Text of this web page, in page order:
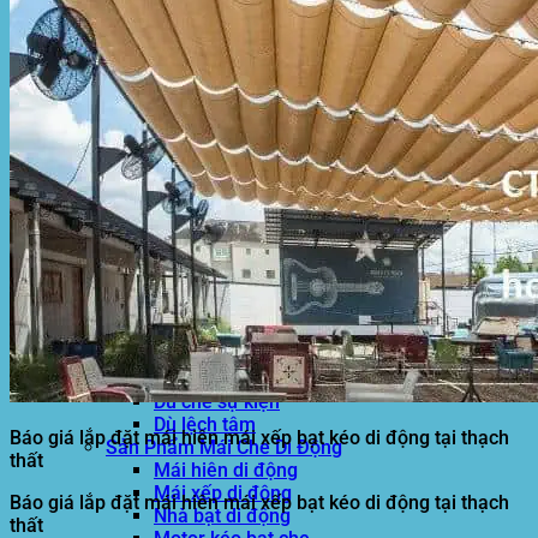
Hòa Phát Đạt
Giới thiệu Hòa Phát Đạt
Sản Phẩm
Sản Phẩm Bạt Che Ngoài Trời
Bạt che nắng mưa
Bạt kéo ngoài trời
Bạt che tự cuốn
Bạt nhựa xanh cam
Bạt sọc 3 màu
Bạt nhựa giá rẻ
Bạt lót ao hồ
Bạt nhựa đen HDPE
Màng chống thấm HDPE
Sản Phẩm Dù Che Ngoài Trời
Dù che nắng
Dù che quán cafe
Dù che sự kiện
Dù lệch tâm
Sản Phẩm Mái Che Di Động
Mái hiên di động
Mái xếp di động
Nhà bạt di động
Báo giá lắp đặt mái hiên mái xếp bạt kéo di động tại thạch
thất
Báo giá lắp đặt mái hiên mái xếp bạt kéo di động tại thạch
thất